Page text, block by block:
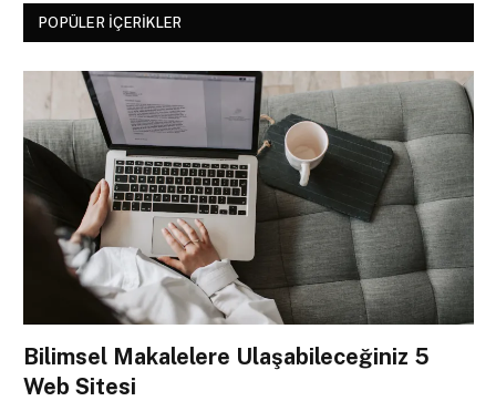
POPÜLER İÇERIKLER
Bilimsel Makalelere Ulaşabileceğiniz 5
Web Sitesi